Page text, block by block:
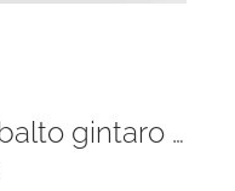
Natūralaus Baltijos balto gintaro apyrankė